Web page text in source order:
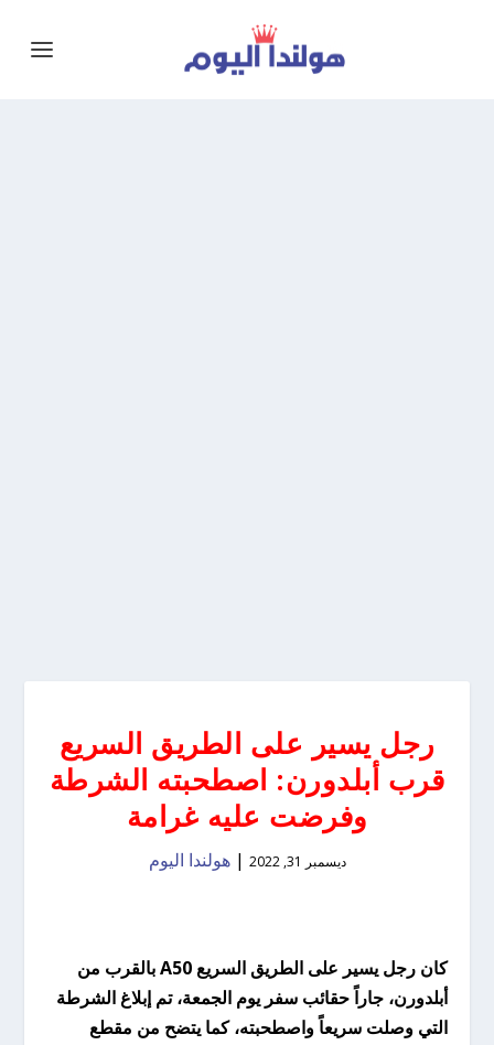
رجل يسير على الطريق السريع
قرب أبلدورن: اصطحبته الشرطة
وفرضت عليه غرامة
ديسمبر 31, 2022 |هولندا اليوم
كان رجل يسير على الطريق السريع A50 بالقرب من
أبلدورن، جاراً حقائب سفر يوم الجمعة، تم إبلاغ الشرطة
التي وصلت سريعاً واصطحبته، كما يتضح من مقطع